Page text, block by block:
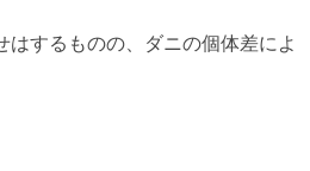
するものの、ダニの個体差によ